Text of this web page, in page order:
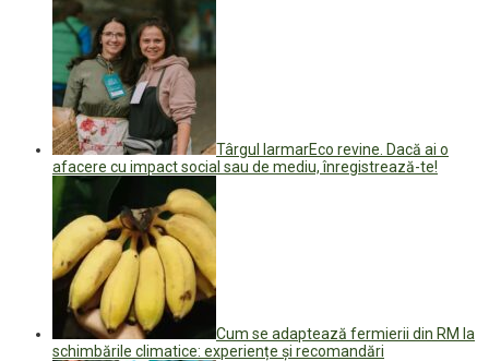
Târgul IarmarEco revine. Dacă ai o
afacere cu impact social sau de mediu, înregistrează-te!
Cum se adaptează fermierii din RM la
schimbările climatice: experiențe și recomandări